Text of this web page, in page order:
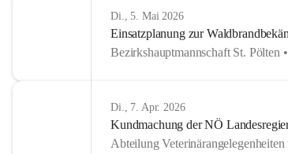
Di., 5. Mai 2026
Einsatzplanung zur
Bezirkshauptmannschaft St. Pölten
Di., 7. Apr. 2026
Kundmachung der NÖ
Abteilung